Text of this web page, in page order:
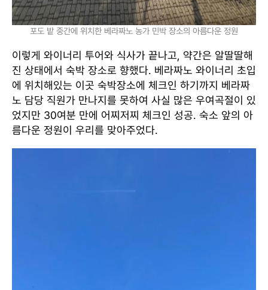
포도 밭 중간에 위치한 베라짜노 농가 민박 장소의 아름다운 정원
이렇게 와이너리 투어와 식사가 끝나고, 약간은 알딸딸해
진 상태에서 숙박 장소로 향했다. 베라짜노 와이너리 초입
에 위치해있는 이곳 숙박장소에 체크인 하기까지 베라짜
노 담당 직원가 만나지를 못하여 사실 많은 우여곡절이 있
었지만 30여분 만에 어찌저찌 체크인 성공. 숙소 앞의 아
름다운 정원이 우리를 맞아주었다.